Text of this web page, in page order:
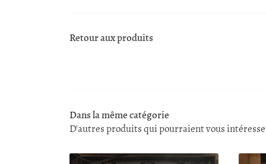
Retour aux produits
Dans la même catégorie
D'autres produits qui pourraient vous